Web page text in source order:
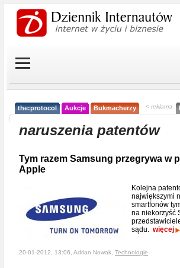
the:protocol Aukcje Bukmacherzy < reklama
naruszenia patentów
Tym razem Samsung przegrywa w
Apple
Kolejna
największymi
smartfonów
na niekorzyść
sądu. więcej
20-01-2012, 13:06, Adrian Nowak, Technologie